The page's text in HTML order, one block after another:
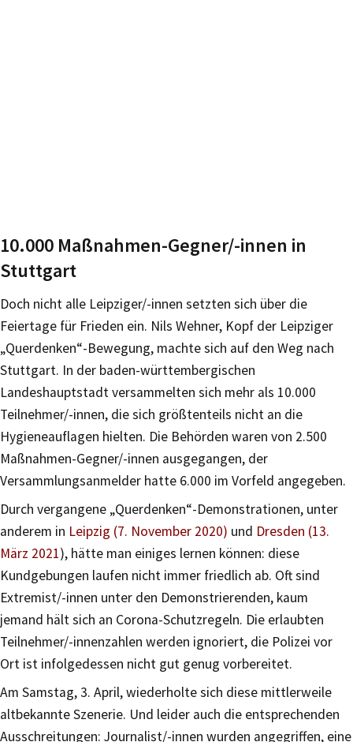
10.000 Maßnahmen-Gegner/-innen in
Stuttgart
Doch nicht alle Leipziger/-innen setzten sich über die
Feiertage für Frieden ein. Nils Wehner, Kopf der Leipziger
„Querdenken“-Bewegung, machte sich auf den Weg nach
Stuttgart. In der baden-württembergischen
Landeshauptstadt versammelten sich mehr als 10.000
Teilnehmer/-innen, die sich größtenteils nicht an die
Hygieneauflagen hielten. Die Behörden waren von 2.500
Maßnahmen-Gegner/-innen ausgegangen, der
Versammlungsanmelder hatte 6.000 im Vorfeld angegeben.
Durch vergangene „Querdenken“-Demonstrationen, unter
anderem in Leipzig (7. November 2020) und Dresden (13.
März 2021), hätte man einiges lernen können: diese
Kundgebungen laufen nicht immer friedlich ab. Oft sind
Extremist/-innen unter den Demonstrierenden, kaum
jemand hält sich an Corona-Schutzregeln. Die erlaubten
Teilnehmer/-innenzahlen werden ignoriert, die Polizei vor
Ort ist infolgedessen nicht gut genug vorbereitet.
Am Samstag, 3. April, wiederholte sich diese mittlerweile
altbekannte Szenerie. Und leider auch die entsprechenden
Ausschreitungen: Journalist/-innen wurden angegriffen, eine